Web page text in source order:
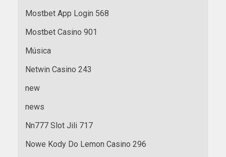
Mostbet App Login 568
Mostbet Casino 901
Música
Netwin Casino 243
new
news
Nn777 Slot Jili 717
Nowe Kody Do Lemon Casino 296